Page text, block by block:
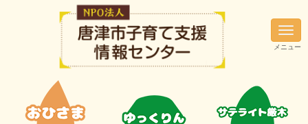
N
a
v
i
o
メニュー